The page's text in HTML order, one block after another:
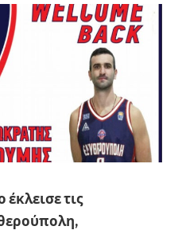
τις